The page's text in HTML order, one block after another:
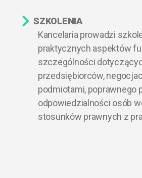
SZKOLENIA
Kancelaria prowadzi
praktycznych aspektów
szczególności
przedsiębiorców,
podmiotami, poprawnego
odpowiedzialności osób
stosunków prawnych z